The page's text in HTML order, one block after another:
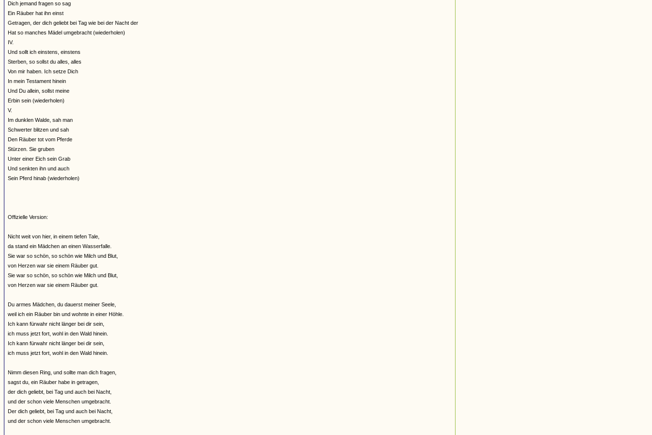
Dich jemand fragen so sag
Ein Räuber hat ihn einst
Getragen, der dich geliebt bei Tag wie bei der Nacht der
Hat so manches Mädel umgebracht (wiederholen)
IV.
Und sollt ich einstens, einstens
Sterben, so sollst du alles, alles
Von mir haben. Ich setze Dich
In mein Testament hinein
Und Du allein, sollst meine
Erbin sein (wiederholen)
V.
Im dunklen Walde, sah man
Schwerter blitzen und sah
Den Räuber tot vom Pferde
Stürzen. Sie gruben
Unter einer Eich sein Grab
Und senkten ihn und auch
Sein Pferd hinab (wiederholen)
Offizielle Version:
Nicht weit von hier, in einem tiefen Tale,
da stand ein Mädchen an einen Wasserfalle.
Sie war so schön, so schön wie Milch und Blut,
von Herzen war sie einem Räuber gut.
Sie war so schön, so schön wie Milch und Blut,
von Herzen war sie einem Räuber gut.
Du armes Mädchen, du dauerst meiner Seele,
weil ich ein Räuber bin und wohnte in einer Höhle.
Ich kann fürwahr nicht länger bei dir sein,
ich muss jetzt fort, wohl in den Wald hinein.
Ich kann fürwahr nicht länger bei dir sein,
ich muss jetzt fort, wohl in den Wald hinein.
Nimm diesen Ring, und sollte man dich fragen,
sagst du, ein Räuber habe in getragen,
der dich geliebt, bei Tag und auch bei Nacht,
und der schon viele Menschen umgebracht.
Der dich geliebt, bei Tag und auch bei Nacht,
und der schon viele Menschen umgebracht.